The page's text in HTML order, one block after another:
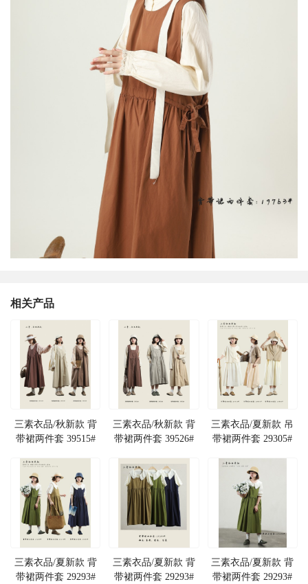
相关产品
三素衣品/秋新款 背
带裙两件套 39515#
三素衣品/秋新款 背
带裙两件套 39526#
三素衣品/夏新款 吊
带裙两件套 29305#
三素衣品/夏新款 背
带裙两件套 29293#
三素衣品/夏新款 背
带裙两件套 29293#
三素衣品/夏新款 背
带裙两件套 29293#